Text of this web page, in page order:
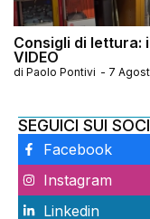
Consigli di lettura:
VIDEO
di Paolo Pontivi - 7
SEGUICI SUI
Facebook
Instagram
Linkedin